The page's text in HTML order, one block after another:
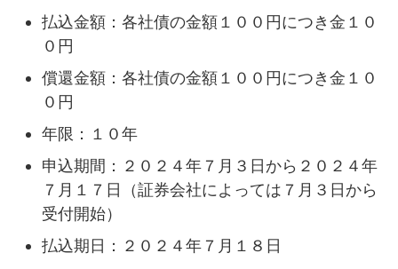
払込金額：各社債の金額１００円につき金１０
０円
償還金額：各社債の金額１００円につき金１０
０円
年限：１０年
申込期間：２０２４年７月３日から２０２４年
７月１７日（証券会社によっては７月３日から
受付開始）
払込期日：２０２４年７月１８日